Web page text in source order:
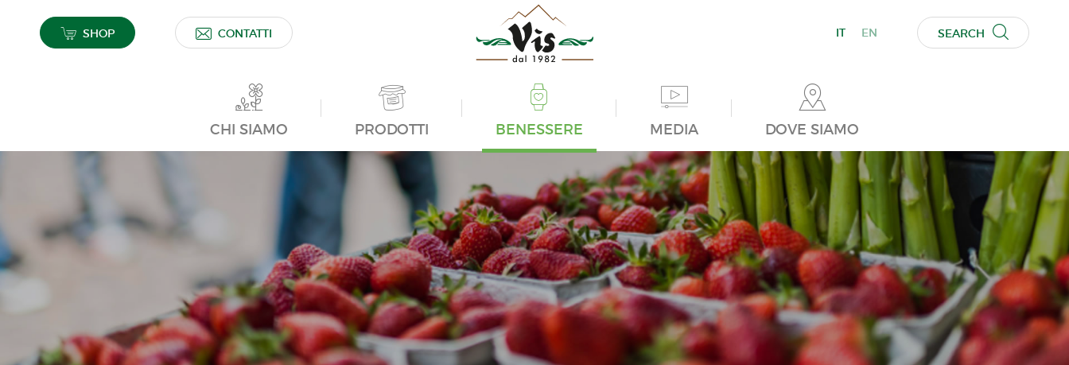
SHOP CONTATTI SEARCH
IT EN
CHI SIAMO PRODOTTI BENESSERE MEDIA DOVE SIAMO